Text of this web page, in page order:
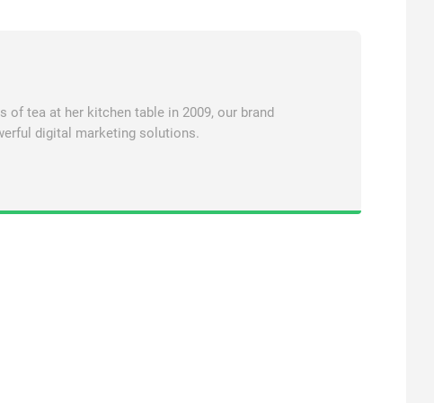
of tea at her kitchen table in 2009, our brand
digital marketing solutions.